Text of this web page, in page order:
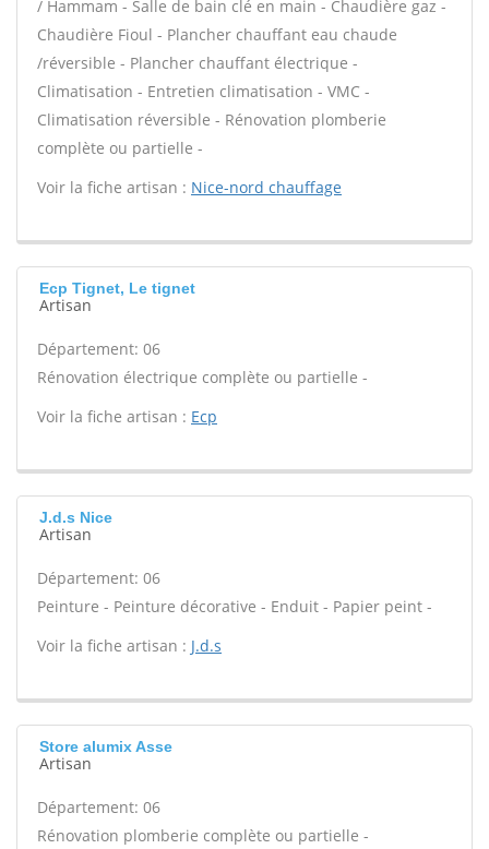
/ Hammam - Salle de bain clé en main - Chaudière gaz -
Chaudière Fioul - Plancher chauffant eau chaude
/réversible - Plancher chauffant électrique -
Climatisation - Entretien climatisation - VMC -
Climatisation réversible - Rénovation plomberie
complète ou partielle -
Voir la fiche artisan : Nice-nord chauffage
Ecp Tignet, Le tignet
Artisan
Département: 06
Rénovation électrique complète ou partielle -
Voir la fiche artisan : Ecp
J.d.s Nice
Artisan
Département: 06
Peinture - Peinture décorative - Enduit - Papier peint -
Voir la fiche artisan : J.d.s
Store alumix Asse
Artisan
Département: 06
Rénovation plomberie complète ou partielle -